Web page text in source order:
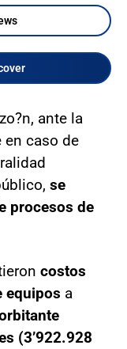
ante la
en caso de
se
procesos de
costos
equipos a
(3’922.928